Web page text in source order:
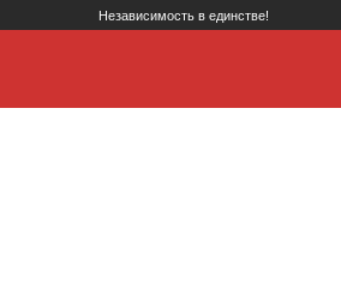
Независимость в единстве!